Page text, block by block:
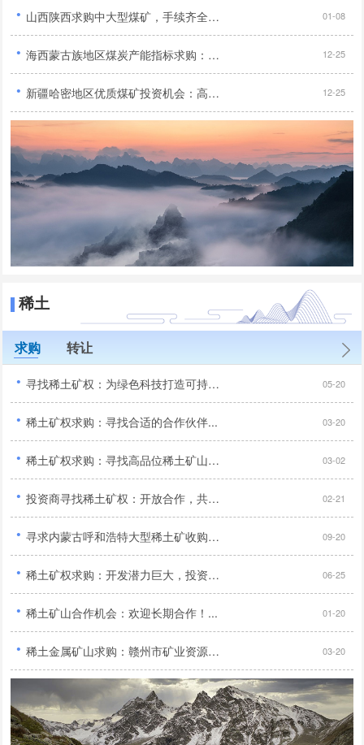
· 山西陕西求购中大型煤矿，手续齐全，90万吨/年产能... 01-08
· 海西蒙古族地区煤炭产能指标求购：业务扩张需求旺盛，寻求大量优质产能指标... 12-25
· 新疆哈密地区优质煤矿投资机会：高储量、高热值、无纠纷、无外债，年产量120万吨以上，2亿投资预算... 12-25
稀土
求购 转让
· 寻找稀土矿权：为绿色科技打造可持续未来... 05-20
· 稀土矿权求购：寻找合适的合作伙伴... 03-20
· 稀土矿权求购：寻找高品位稀土矿山，开采技术领先！... 03-02
· 投资商寻找稀土矿权：开放合作，共享矿业发展成果！... 02-21
· 寻求内蒙古呼和浩特大型稀土矿收购：技术先进，投资亿元以上！... 09-20
· 稀土矿权求购：开发潜力巨大，投资商机无限！... 06-25
· 稀土矿山合作机会：欢迎长期合作！... 01-20
· 稀土金属矿山求购：赣州市矿业资源合作机遇！... 03-20